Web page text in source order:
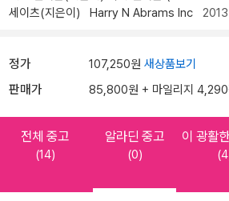
세이츠(지은이)
Harry N Abrams Inc
정가 107,250원 새상품보기
판매가 85,800원 + 마일리지 4,290
전체 중고
(14)
알라딘 중고
(0)
이 광활